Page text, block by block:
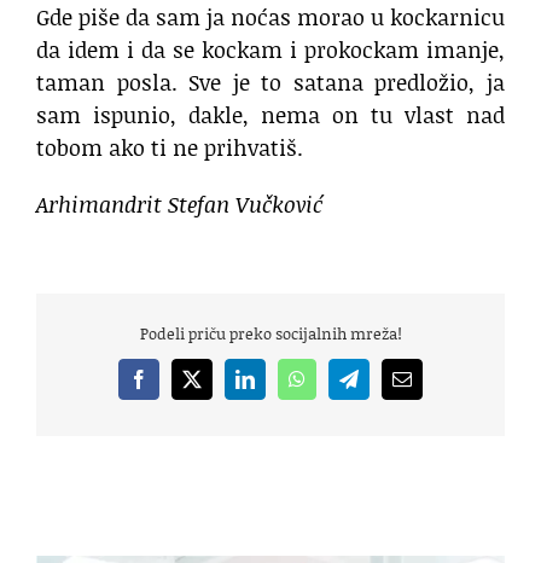
Gde piše da sam ja noćas morao u kockarnicu
da idem i da se kockam i prokockam imanje,
taman posla. Sve je to satana predložio, ja
sam ispunio, dakle, nema on tu vlast nad
tobom ako ti ne prihvatiš.
Arhimandrit Stefan Vučković
Podeli priču preko socijalnih mreža!
Facebook
X LinkedInWhatsAppTelegramEmail